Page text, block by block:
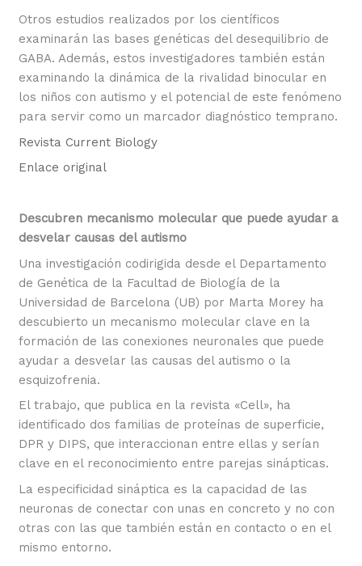
Otros estudios realizados por los científicos
examinarán las bases genéticas del desequilibrio de
GABA. Además, estos investigadores también están
examinando la dinámica de la rivalidad binocular en
los niños con autismo y el potencial de este fenómeno
para servir como un marcador diagnóstico temprano.
Revista Current Biology
Enlace original
Descubren mecanismo molecular que puede ayudar a
desvelar causas del autismo
Una investigación codirigida desde el Departamento
de Genética de la Facultad de Biología de la
Universidad de Barcelona (UB) por Marta Morey ha
descubierto un mecanismo molecular clave en la
formación de las conexiones neuronales que puede
ayudar a desvelar las causas del autismo o la
esquizofrenia.
El trabajo, que publica en la revista «Cell», ha
identificado dos familias de proteínas de superficie,
DPR y DIPS, que interaccionan entre ellas y serían
clave en el reconocimiento entre parejas sinápticas.
La especificidad sináptica es la capacidad de las
neuronas de conectar con unas en concreto y no con
otras con las que también están en contacto o en el
mismo entorno.